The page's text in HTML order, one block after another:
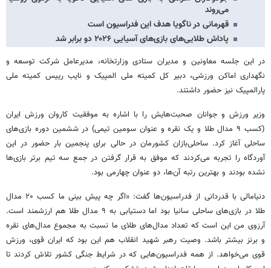
می‌روند
قهرمانی در ناگویا هدف این فدراسیون است
پاداش طلایی‌های بازی‌های آسیایی ۲۰۲۶ دو برابر شد
در این جلسه معاونین و مدیران ستادی وزارتخانه، مدیرعامل شرکت توسعه و
نگهداری اماکن ورزشی، دبیر کل کمیته ملی المپیک و نایب رییس کمیته ملی
پارالمپیک نیز حضور داشتند.
وزیر ورزش و جوانان صحبت‌هایش را با اشاره به موفقیت کاروان ورزش ایران
(کسب ۹ مدال طلا و یک نقره و عنوان سومین تیمی) در ششمین دوره بازی‌های
ساحلی آغاز کرد. ساحلی‌بازان کشورمان در حالی برای پنجمین بار حضور در این
آوردگاه را تجربه می‌کردند که موفق به قرار گرفتن در جمع سه تیم برتر بازی‌ها
نشده بودند و بهترین رتبه آن‌ها، دو عنوان چهارمی بود.
دنیامالی با قدردانی از فدراسیون‌ها گفت: «اگر چه پیش بینی ما کسب ۲۰ مدال
طلا در بازی‌های ساحلی سانیا بود اما دستیابی به ۹ مدال طلا هم ارزشمند است.
آرزوی من این است که تعداد مدال‌های طلای ما نسبت به مجموع مدال‌های نقره
و برنز بیشتر باشد. وصیت رهبر شهید انقلاب هم این بود که ایران قوی، ورزش
قوی می‌خواهد. از همه فدراسیون‌هایی که در شرایط جنگی کشور تلاش کردند تا